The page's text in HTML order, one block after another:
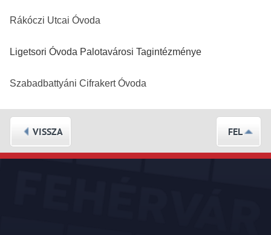
Rákóczi Utcai Óvoda
Ligetsori Óvoda Palotavárosi Tagintézménye
Szabadbattyáni Cifrakert Óvoda
VISSZA FEL